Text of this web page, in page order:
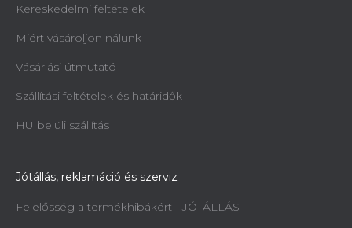
StrongSquare SQ710 - 180 mm
4 770 Ft
Kereskedelmi feltételek
Miért vásároljon nálunk
Vásárlási útmutató
Szállítási feltételek és határidők
HU belüli szállítás
Jótállás, reklamáció és szerviz
Felelősség a termékhibákért - JÓTÁLLÁS